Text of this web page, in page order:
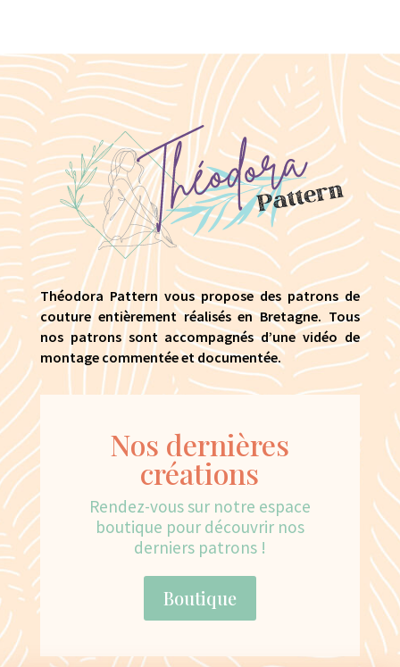
Théodora Pattern vous propose des patrons de
couture entièrement réalisés en Bretagne. Tous
nos patrons sont accompagnés d’une vidéo de
montage commentée et documentée.
Nos dernières
créations
Rendez-vous sur notre espace
boutique pour découvrir nos
derniers patrons !
Boutique